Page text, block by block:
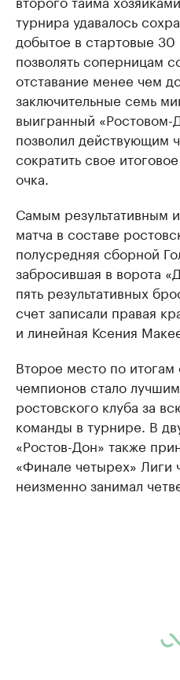
турнира удавалось
добытое в стартовые
позволять соперницам
отставание менее чем
заключительные семь
выигранный
позволил действующим
сократить свое
очка.
Самым результативным
матча в составе
полусредняя сборной
забросившая в ворота
пять результативных
счет записали правая
и линейная Ксения
Второе место по
чемпионов стало
ростовского клуба за
команды в турнире. В
«Ростов-Дон» также
«Финале четырех» Лиги
неизменно занимал